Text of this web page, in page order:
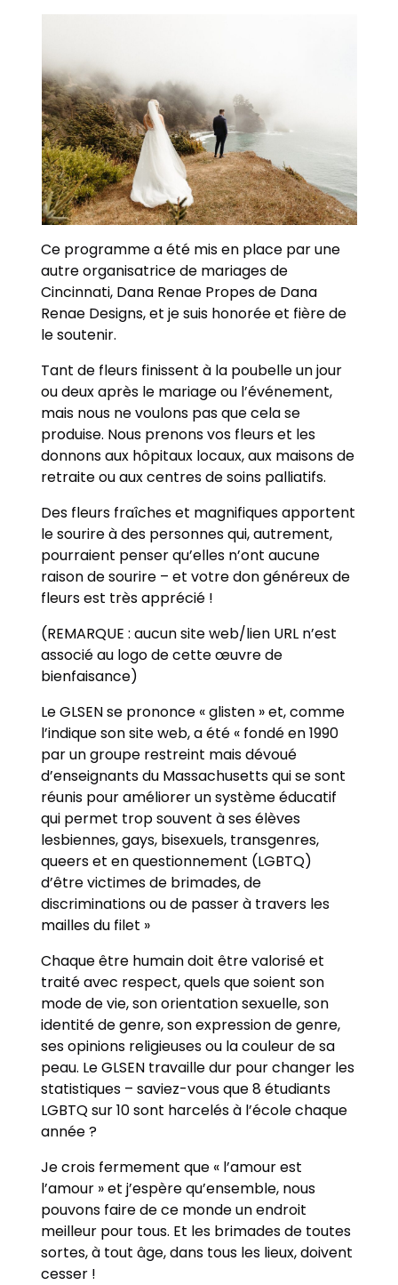
Ce programme a été mis en place par une
autre organisatrice de mariages de
Cincinnati, Dana Renae Propes de Dana
Renae Designs, et je suis honorée et fière de
le soutenir.
Tant de fleurs finissent à la poubelle un jour
ou deux après le mariage ou l’événement,
mais nous ne voulons pas que cela se
produise. Nous prenons vos fleurs et les
donnons aux hôpitaux locaux, aux maisons de
retraite ou aux centres de soins palliatifs.
Des fleurs fraîches et magnifiques apportent
le sourire à des personnes qui, autrement,
pourraient penser qu’elles n’ont aucune
raison de sourire – et votre don généreux de
fleurs est très apprécié !
(REMARQUE : aucun site web/lien URL n’est
associé au logo de cette œuvre de
bienfaisance)
Le GLSEN se prononce « glisten » et, comme
l’indique son site web, a été « fondé en 1990
par un groupe restreint mais dévoué
d’enseignants du Massachusetts qui se sont
réunis pour améliorer un système éducatif
qui permet trop souvent à ses élèves
lesbiennes, gays, bisexuels, transgenres,
queers et en questionnement (LGBTQ)
d’être victimes de brimades, de
discriminations ou de passer à travers les
mailles du filet »
Chaque être humain doit être valorisé et
traité avec respect, quels que soient son
mode de vie, son orientation sexuelle, son
identité de genre, son expression de genre,
ses opinions religieuses ou la couleur de sa
peau. Le GLSEN travaille dur pour changer les
statistiques – saviez-vous que 8 étudiants
LGBTQ sur 10 sont harcelés à l’école chaque
année ?
Je crois fermement que « l’amour est
l’amour » et j’espère qu’ensemble, nous
pouvons faire de ce monde un endroit
meilleur pour tous. Et les brimades de toutes
sortes, à tout âge, dans tous les lieux, doivent
cesser !